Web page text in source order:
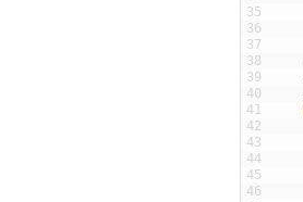
35
36
37
38
39
40
41
42
43
44
45
46